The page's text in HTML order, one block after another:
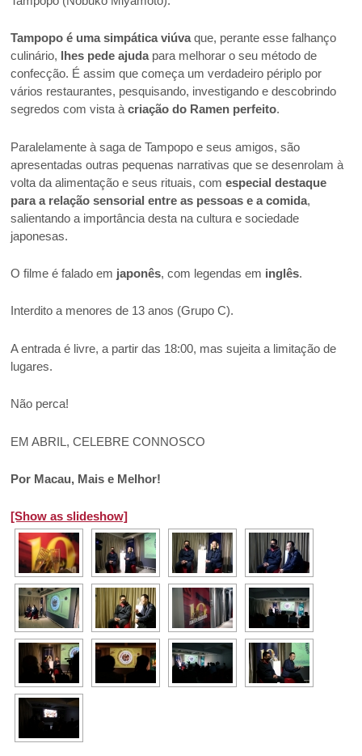
Tampopo é uma simpática viúvaque, perante esse falhanço
culinário, lhes pede ajudapara melhorar o seu método de
confecção. É assim que começa um verdadeiro périplo por
vários restaurantes, pesquisando, investigando e descobrindo
segredos com vista àcriação do Ramen perfeito.
Paralelamente à saga de Tampopo e seus amigos, são
apresentadas outras pequenas narrativas que se desenrolam à
volta da alimentação e seus rituais, comespecial destaque
para a relação sensorial entre as pessoas e a comida,
salientando a importância desta na cultura e sociedade
japonesas.
O filme é falado em japonês, com legendas em inglês.
Interdito a menores de 13 anos (Grupo C).
A entrada é livre, a partir das 18:00, mas sujeita a limitação de
lugares.
Não perca!
EM ABRIL, CELEBRE CONNOSCO
Por Macau, Mais e Melhor!
[Show as slideshow]